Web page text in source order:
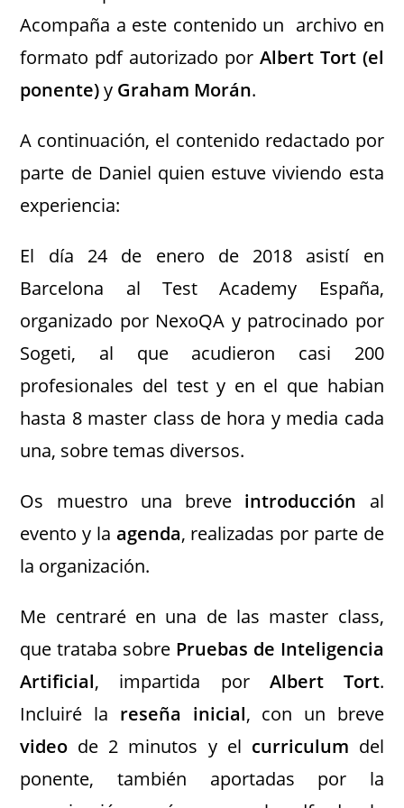
Acompaña a este contenido un archivo en
formato pdf autorizado por Albert Tort (el
ponente)y Graham Morán.
A continuación, el contenido redactado por
parte de Daniel quien estuve viviendo esta
experiencia:
El día 24 de enero de 2018 asistí en
Barcelona al Test Academy España,
organizado por NexoQA y patrocinado por
Sogeti, al que acudieron casi 200
profesionales del test y en el que habian
hasta 8 master class de hora y media cada
una, sobre temas diversos.
Os muestro una breve introducción al
evento y la agenda, realizadas por parte de
la organización.
Me centraré en una de las master class,
que trataba sobre Pruebas de Inteligencia
Artificial, impartida por Albert Tort.
Incluiré la reseña inicial, con un breve
video de 2 minutos y el curriculum del
ponente, también aportadas por la